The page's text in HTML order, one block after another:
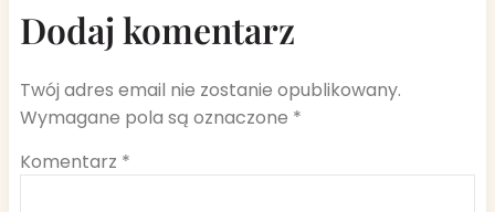
Dodaj komentarz
Twój adres email nie zostanie opublikowany.
Wymagane pola są oznaczone *
Komentarz *